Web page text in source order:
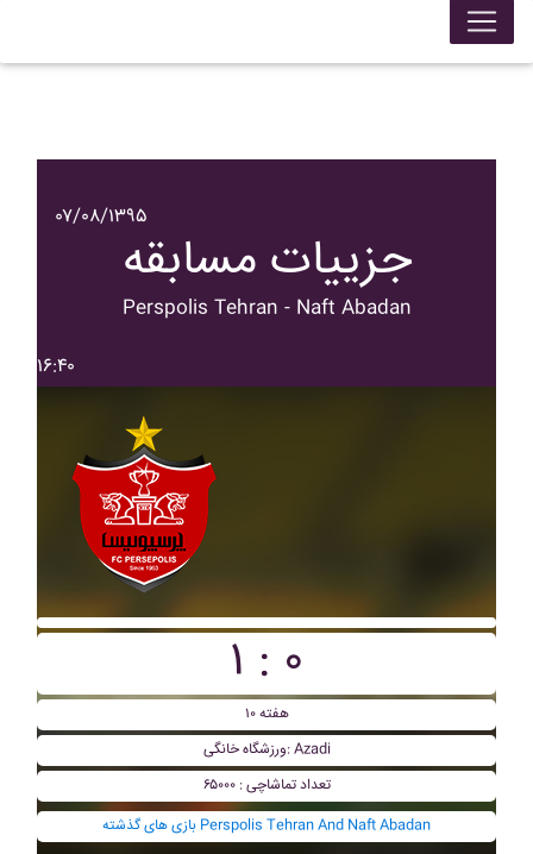
۰۷/۰۸/۱۳۹۵
جزییات مسابقه
Perspolis Tehran - Naft Abadan
۱۶:۴۰
۱ : ۰
هفته ۱۰
ورزشگاه خانگی: Azadi
تعداد تماشاچی : ۶۵۰۰۰
بازی های گذشته Perspolis Tehran And Naft Abadan